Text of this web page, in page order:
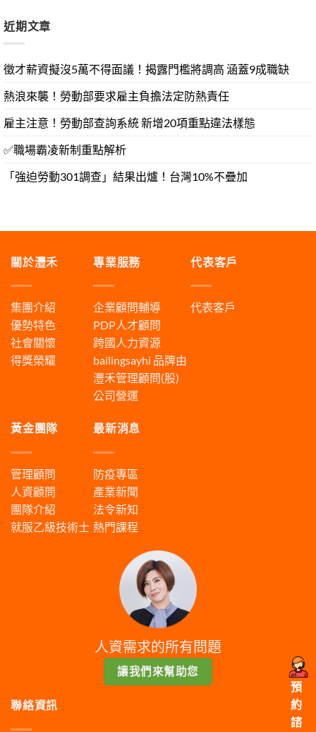
近期文章
徵才薪資擬沒5萬不得面議！揭露門檻將調高 涵蓋9成職缺
熱浪來襲！勞動部要求雇主負擔法定防熱責任
雇主注意！勞動部查詢系統 新增20項重點違法樣態
✅職場霸凌新制重點解析
「強迫勞動301調查」結果出爐！台灣10%不疊加
關於灃禾
集團介紹
優勢特色
社會關懷
得獎榮耀
專業服務
企業顧問輔導
PDP人才顧問
跨國人力資源
bailingsayhi 品牌由
灃禾管理顧問(股)
公司營運
代表客戶
代表客戶
黃金團隊
管理顧問
人資顧問
團隊介紹
就服乙級技術士
最新消息
防疫專區
產業新聞
法令新知
熱門課程
人資需求的所有問題
讓我們來幫助您
聯絡資訊
預
約
諮